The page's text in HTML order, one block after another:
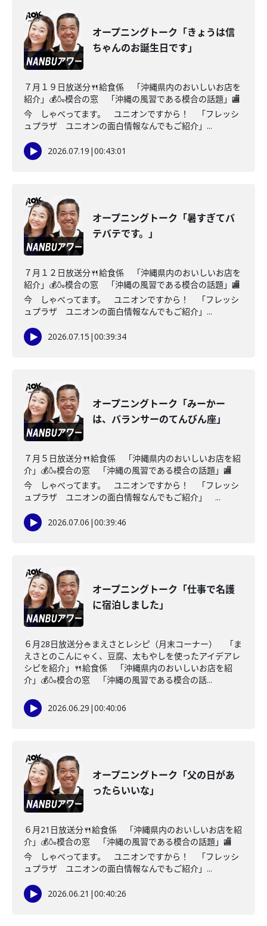
オープニングトーク「きょうは信
ちゃんのお誕生日です」
７月１９日放送分🍴給食係 「沖縄県内のおいしいお店を
紹介」💰🍶模合の窓 「沖縄の風習である模合の話題」🏬
今 しゃべってます。 ユニオンですから！ 「フレッシ
ュプラザ ユニオンの面白情報なんでもご紹介」...
2026.07.19 |00:43:01
オープニングトーク「暑すぎてバ
テバテです。」
７月１２日放送分🍴給食係 「沖縄県内のおいしいお店を
紹介」💰🍶模合の窓 「沖縄の風習である模合の話題」🏬
今 しゃべってます。 ユニオンですから！ 「フレッシ
ュプラザ ユニオンの面白情報なんでもご紹介」...
2026.07.15 |00:39:34
オープニングトーク「みーかー
は、バランサーのてんびん座」
７月５日放送分🍴給食係 「沖縄県内のおいしいお店を紹
介」💰🍶模合の窓 「沖縄の風習である模合の話題」🏬
今 しゃべってます。 ユニオンですから！ 「フレッシ
ュプラザ ユニオンの面白情報なんでもご紹介」 ...
2026.07.06 |00:39:46
オープニングトーク「仕事で名護
に宿泊しました」
６月28日放送分🍚まえさとレシピ（月末コーナー） 「ま
えさとのこんにゃく、豆腐、太もやしを使ったアイデアレ
シピを紹介」🍴給食係 「沖縄県内のおいしいお店を紹
介」💰🍶模合の窓 「沖縄の風習である模合の話...
2026.06.29 |00:40:06
オープニングトーク「父の日があ
ったらいいな」
６月21日放送分🍴給食係 「沖縄県内のおいしいお店を紹
介」💰🍶模合の窓 「沖縄の風習である模合の話題」🏬
今 しゃべってます。 ユニオンですから！ 「フレッシ
ュプラザ ユニオンの面白情報なんでもご紹介」...
2026.06.21 |00:40:26